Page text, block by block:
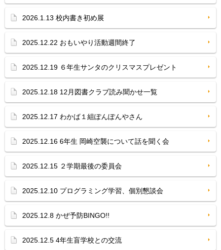
2026.1.13 校内書き初め展
2025.12.22 おもいやり活動週間終了
2025.12.19 ６年生サンタのクリスマスプレゼント
2025.12.18 12月図書クラブ読み聞かせ一覧
2025.12.17 わかば１組ぽんぽんやさん
2025.12.16 6年生 岡崎空襲について話を聞く会
2025.12.15 ２学期最後の委員会
2025.12.10 プログラミング学習、個別懇談会
2025.12.8 かぜ予防BINGO!!
2025.12.5 4年生盲学校との交流